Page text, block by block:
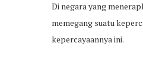
Di negara yang
memegang suatu
kepercayaannya ini.